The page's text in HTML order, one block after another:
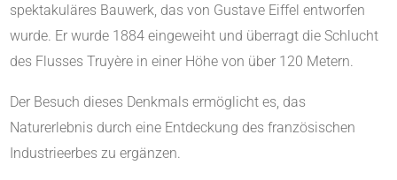
spektakuläres Bauwerk, das von Gustave Eiffel entworfen
wurde. Er wurde 1884 eingeweiht und überragt die Schlucht
des Flusses Truyère in einer Höhe von über 120 Metern.
Der Besuch dieses Denkmals ermöglicht es, das
Naturerlebnis durch eine Entdeckung des französischen
Industrieerbes zu ergänzen.